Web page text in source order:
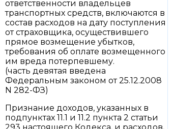
ответственности владельцев
транспортных средств, включаются в
состав расходов на дату поступления
от страховщика, осуществившего
прямое возмещение убытков,
требования об оплате возмещенного
им вреда потерпевшему.
(часть девятая введена
Федеральным законом от 25.12.2008
N 282-ФЗ)
Признание доходов, указанных в
подпунктах 11.1 и 11.2 пункта 2 статьи